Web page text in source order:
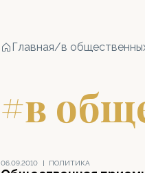
Главная/в
#в
06.09.2010 | ПОЛИТИКА